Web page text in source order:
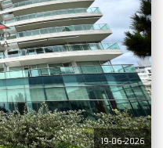
19-06-2026